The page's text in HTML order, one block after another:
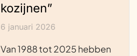
kozijnen”
6 januari 2026
Van 1988 tot 2025 hebben